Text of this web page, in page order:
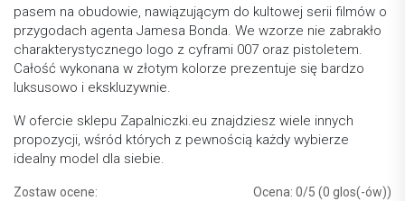
pasem na obudowie, nawiązującym do kultowej serii filmów o
przygodach agenta Jamesa Bonda. We wzorze nie zabrakło
charakterystycznego logo z cyframi 007 oraz pistoletem.
Całość wykonana w złotym kolorze prezentuje się bardzo
luksusowo i ekskluzywnie.
W ofercie sklepu Zapalniczki.eu znajdziesz wiele innych
propozycji, wśród których z pewnością każdy wybierze
idealny model dla siebie.
Zostaw ocene: Ocena: 0/5 (0 glos(-ów))